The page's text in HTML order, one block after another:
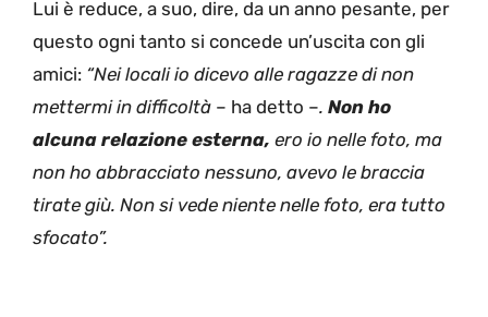
Lui è reduce, a suo, dire, da un anno pesante, per
questo ogni tanto si concede un’uscita con gli
amici: “Nei locali io dicevo alle ragazze di non
mettermi in difficoltà – ha detto –. Non ho
alcuna relazione esterna, ero io nelle foto, ma
non ho abbracciato nessuno, avevo le braccia
tirate giù. Non si vede niente nelle foto, era tutto
sfocato”.